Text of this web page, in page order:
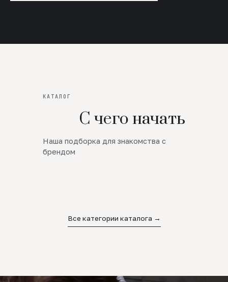
КАТАЛОГ
С чего начать
Наша подборка для знакомства с
брендом
Новинки
SALE
Все категории каталога →